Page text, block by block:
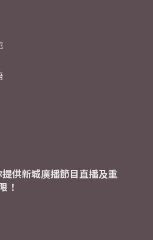
供新城廣播節目直播及重
！